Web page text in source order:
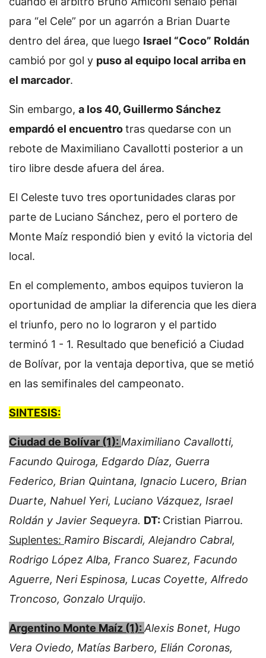
para “el Cele” por un agarrón a Brian Duarte
dentro del área, que luego Israel “Coco” Roldán
cambió por gol y puso al equipo local arriba en
el marcador.
Sin embargo, a los 40, Guillermo Sánchez
empardó el encuentrotras quedarse con un
rebote de Maximiliano Cavallotti posterior a un
tiro libre desde afuera del área.
El Celeste tuvo tres oportunidades claras por
parte de Luciano Sánchez, pero el portero de
Monte Maíz respondió bien y evitó la victoria del
local.
En el complemento, ambos equipos tuvieron la
oportunidad de ampliar la diferencia que les diera
el triunfo, pero no lo lograron y el partido
terminó 1 - 1. Resultado que benefició a Ciudad
de Bolívar, por la ventaja deportiva, que se metió
en las semifinales del campeonato.
SINTESIS:
Ciudad de Bolívar (1): Maximiliano Cavallotti,
Facundo Quiroga, Edgardo Díaz, Guerra
Federico, Brian Quintana, Ignacio Lucero, Brian
Duarte, Nahuel Yeri, Luciano Vázquez, Israel
Roldán y Javier Sequeyra. DT: Cristian Piarrou.
Suplentes: Ramiro Biscardi, Alejandro Cabral,
Rodrigo López Alba, Franco Suarez, Facundo
Aguerre, Neri Espinosa, Lucas Coyette, Alfredo
Troncoso, Gonzalo Urquijo.
Argentino Monte Maíz (1): Alexis Bonet, Hugo
Vera Oviedo, Matías Barbero, Elián Coronas,